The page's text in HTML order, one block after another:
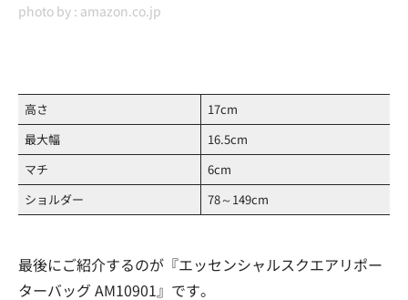
photo by : amazon.co.jp
高さ
17cm
最大幅
16.5cm
マチ
6cm
ショルダー
78～149cm
最後にご紹介するのが『エッセンシャルスクエアリポー
ターバッグ AM10901』です。